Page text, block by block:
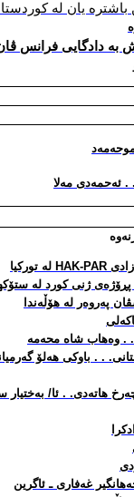
باشتره‌ یان له‌
به‌ دادگایی فرانس
. ئه‌حمه‌دی مه‌لا
HAK-PAR له‌ توركیا
ژنی كورد له‌
په‌روه‌ر له‌ هۆڵه‌ندا
. . وه‌هاب شاه محه‌مه‌
. . باوكی هه‌لۆ
هاته‌دی. . ئا/ به‌ختیار